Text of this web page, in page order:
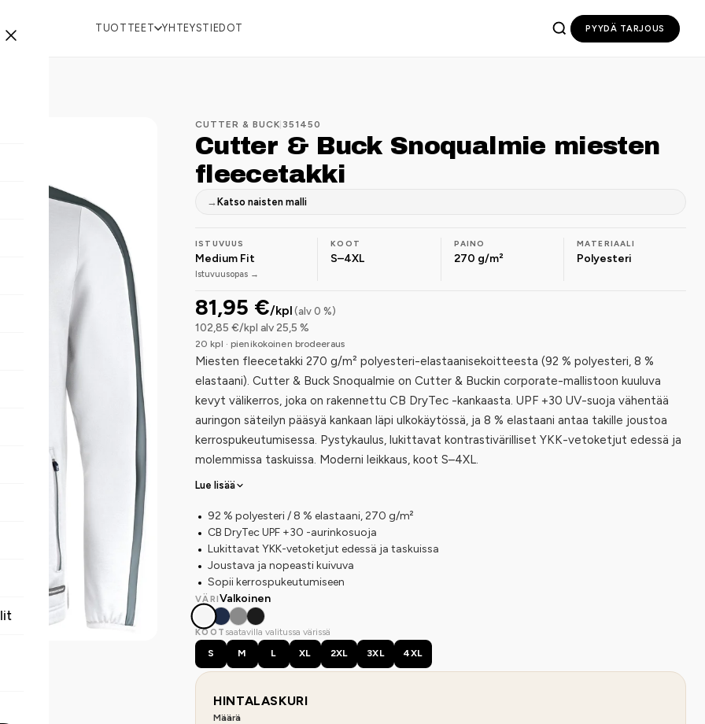
TUOTTEET YHTEYSTIEDOT PYYDÄ TARJOUS
CUTTER & BUCK |351450
Cutter & Buck Snoqualmie miesten
fleecetakki
→ Katso naisten malli
ISTUVUUS
Medium Fit
Istuvuusopas →
KOOT
S–4XL
PAINO
270 g/m²
MATERIAALI
Polyesteri
81,95 €/kpl (alv 0 %)
102,85 €/kpl alv 25,5 %
20 kpl · pienikokoinen brodeeraus
Miesten fleecetakki 270 g/m² polyesteri-elastaanisekoitteesta (92 % polyesteri, 8 %
elastaani). Cutter & Buck Snoqualmie on Cutter & Buckin corporate-mallistoon kuuluva
kevyt välikerros, joka on rakennettu CB DryTec -kankaasta. UPF +30 UV-suoja vähentää
auringon säteilyn pääsyä kankaan läpi ulkokäytössä, ja 8 % elastaani antaa takille joustoa
kerrospukeutumisessa. Pystykaulus, lukittavat kontrastivärilliset YKK-vetoketjut edessä ja
molemmissa taskuissa. Moderni leikkaus, koot S–4XL.
Lue lisää
92 % polyesteri / 8 % elastaani, 270 g/m²
CB DryTec UPF +30 -aurinkosuoja
Lukittavat YKK-vetoketjut edessä ja taskuissa
Joustava ja nopeasti kuivuva
Sopii kerrospukeutumiseen
VÄRIValkoinen
KOOT saatavilla valitussa värissä
S
M L XL 2XL 3XL 4XL
HINTALASKURI
Määrä